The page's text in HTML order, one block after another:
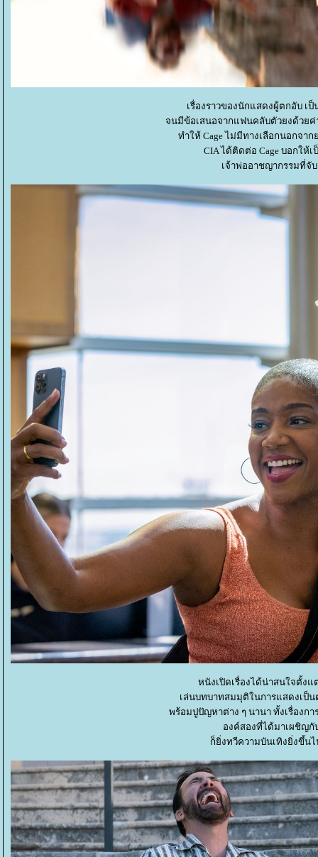
เรื่องราวของนักแสดงผู้ตกอับ เ
จนมีข้อเสนอจากแฟนคลับตัวยงด้วยค่
ทำให้ Cage ไม่มีทางเลือกนอกจา
CIA ได้ติดต่อ Cage บอกให้
เจ้าพ่ออาชญากรรมที่จั
หนังเปิดเรื่องได้น่าสนใจตั้งแ
เล่นบทบาทสมมุติในการแสดงเป็น
พร้อมปูปัญหาต่าง ๆ นานา ทั้งเรื่องกา
องค์สองที่ได้มาเผชิญกับ
ก็ยิ่งทวีความบันเทิงยิ่งขึ้น